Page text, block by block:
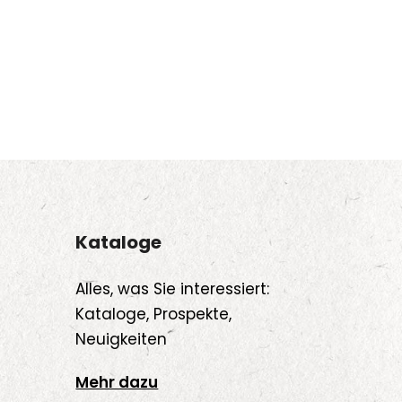
Kataloge
Alles, was Sie interessiert:
Kataloge, Prospekte,
Neuigkeiten
Mehr dazu